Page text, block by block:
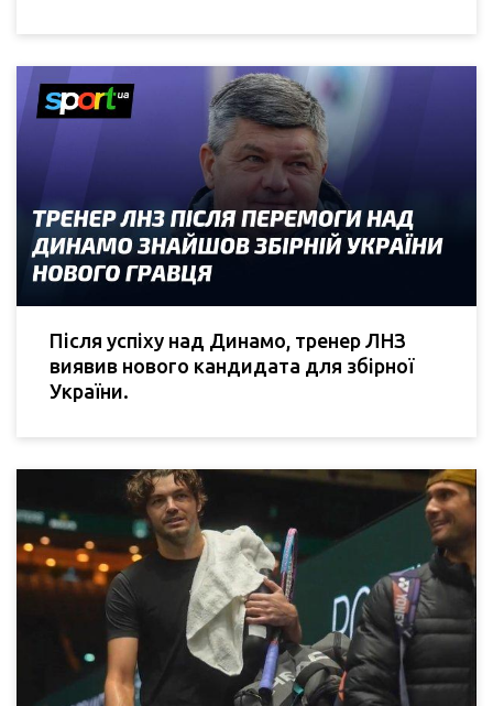
Після успіху над Динамо, тренер ЛНЗ
виявив нового кандидата для збірної
України.